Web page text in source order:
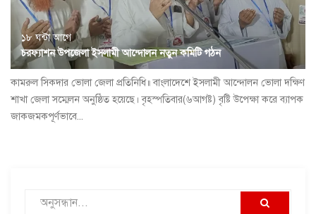
১৮ ঘন্টা আগে
চরফ্যাশন উপজেলা ইসলামী আন্দোলন নতুন কমিটি গঠন
কামরুল সিকদার ভোলা জেলা প্রতিনিধি॥ বাংলাদেশে ইসলামী আন্দোলন ভোলা দক্ষিণ
শাখা জেলা সম্মেলন অনুষ্ঠিত হয়েছে। বৃহস্পতিবার(৬আগষ্ট) বৃষ্টি উপেক্ষা করে ব্যাপক
জাকজমকপূর্ণভাবে...